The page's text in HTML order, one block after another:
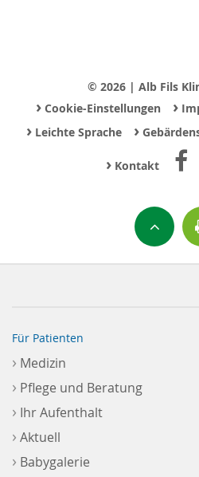
© 2026 | Alb Fils
›Cookie-Einstellungen ›
›Leichte Sprache ›
› Kontakt
Für Patienten
› Medizin
› Pflege und Beratung
› Ihr Aufenthalt
› Aktuell
› Babygalerie